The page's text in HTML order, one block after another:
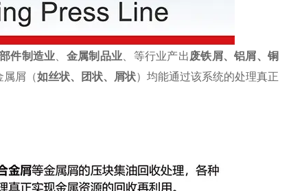
件制造业 金属制品业 、等行业产出 废铁屑、铝屑、铜
属屑（如丝状、团状、屑状）均能通过该系统的处理真正